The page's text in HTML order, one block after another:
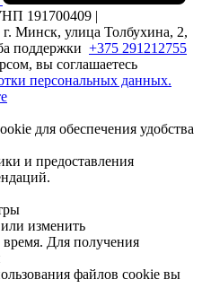
191700409 |
г. Минск, улица Толбухина, 2,
поддержки +375 291212755
вы соглашаетесь
персональных данных.
для обеспечения удобства
и предоставления
изменить
время. Для получения
файлов cookie вы